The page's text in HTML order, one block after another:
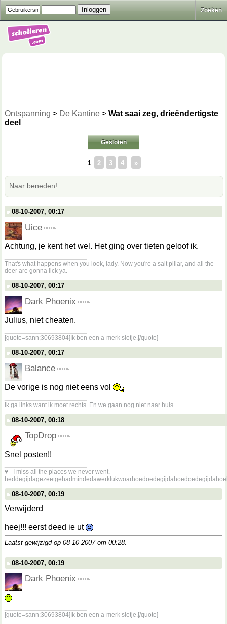
Zoeken
Ontspanning > De Kantine > Wat saai zeg, drieëndertigste
deel
Gesloten
1 2 3 4 »
Naar beneden!
08-10-2007, 00:17
Uice
Achtung, je kent het wel. Het ging over tieten geloof ik.
That's what happens when you look, lady. Now you're a salt pillar, and all the
deer are gonna lick ya.
08-10-2007, 00:17
Dark Phoenix
Julius, niet cheaten.
[quote=sann;30693804]Ik ben een a-merk sletje.[/quote]
08-10-2007, 00:17
Balance
De vorige is nog niet eens vol
Ik ga links want ik moet rechts. En we gaan nog niet naar huis.
08-10-2007, 00:18
TopDrop
Snel posten!!
♥ - I miss all the places we never went. -
08-10-2007, 00:19
Verwijderd
heej!!! eerst deed ie ut
Laatst gewijzigd op 08-10-2007 om 00:28.
08-10-2007, 00:19
Dark Phoenix
[quote=sann;30693804]Ik ben een a-merk sletje.[/quote]